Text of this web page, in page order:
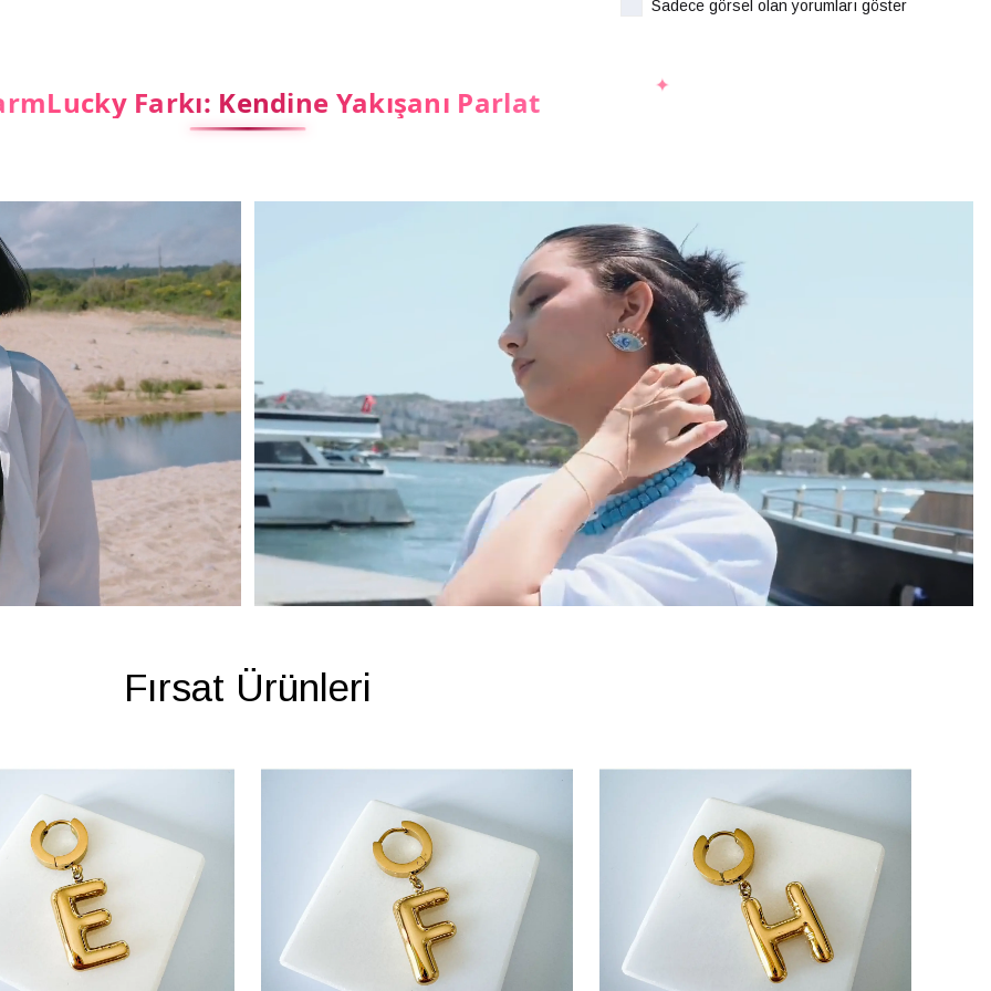
Sadece görsel olan yorumları göster
Farkı: Kendine Yakışanı Parlat
Fırsat Ürünleri